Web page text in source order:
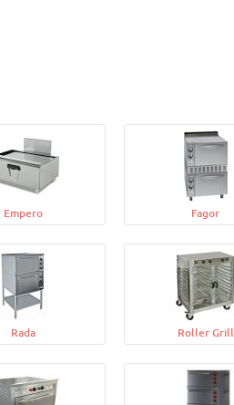
Empero Fagor
Rada Roller Grill